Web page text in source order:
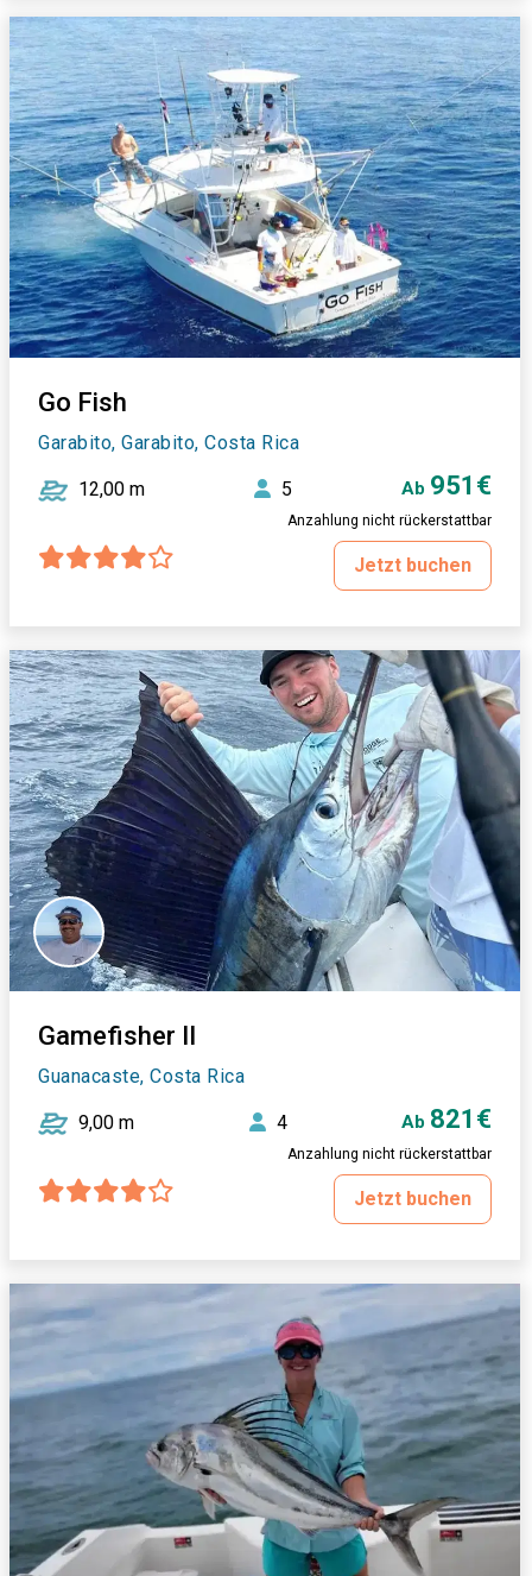
Go Fish
Garabito, Garabito, Costa Rica
12,00 m 5 Ab 951€
Anzahlung nicht rückerstattbar
Jetzt buchen
Gamefisher II
Guanacaste, Costa Rica
9,00 m 4 Ab 821€
Anzahlung nicht rückerstattbar
Jetzt buchen